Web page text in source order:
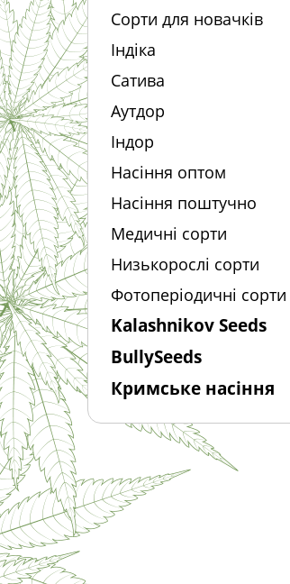
Сорти для новачків
Індіка
Сатива
Аутдор
Індор
Насіння оптом
Насіння поштучно
Медичні сорти
Низькорослі сорти
Фотоперіодичні сорти
Kalashnikov Seeds
BullySeeds
Кримське насіння